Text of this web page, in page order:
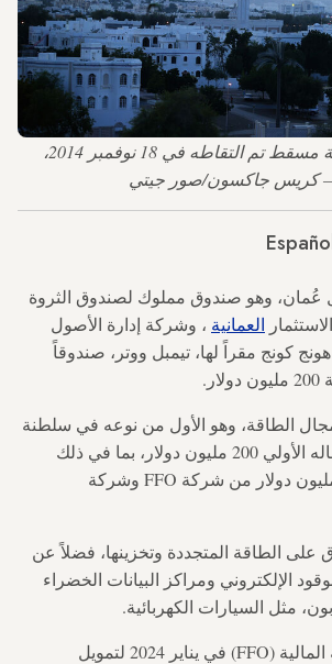
منظر عام لأفق مدينة مسقط تم التقاطه في 18 نوفمبر 2014،
كريس جاكسون/صور جيتي
وهو صندوق مملوك لصندوق الثروة
العمانية ، وشركة إدارة الأصول
كونج مقراً لها، تيمبل ووتر، صندوقاً
الطاقة، وهو الأول من نوعه في سلطنة
عمان، سيبلغ رأس ماله الأولي 200 مليون دولار، بما في ذلك
التزامان بقيمة 100 مليون دولار من شركة FFO وشركة
الطاقة المتجددة وتخزينها، فضلاً عن
الإلكتروني ومراكز البيانات الخضراء
مثل السيارات الكهربائية.
أُنشئ صندوق التنمية المالية (FFO) في يناير 2024 لتمويل